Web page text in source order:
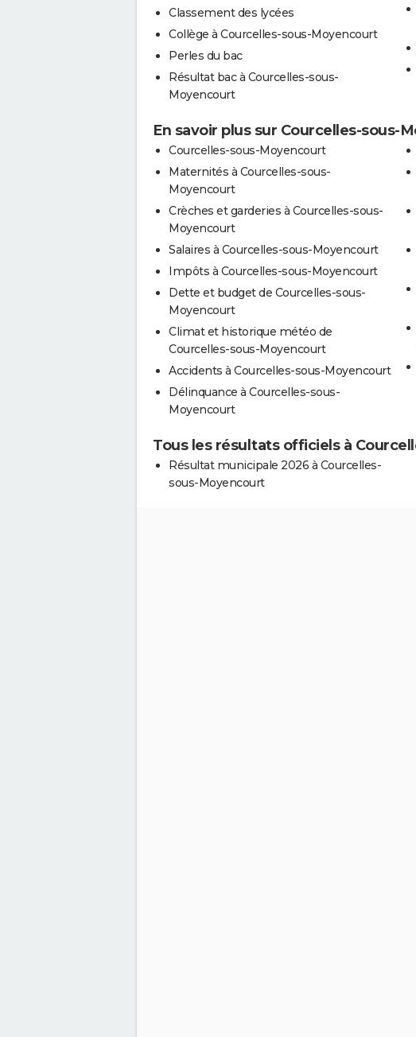
Classement des lycées
Collège à Courcelles-sous-Moyencourt
Perles du bac
Résultat bac à Courcelles-sous-
Moyencourt
En savoir plus sur Courcelles-sous-
Courcelles-sous-Moyencourt
Maternités à Courcelles-sous-
Moyencourt
Crèches et garderies à Courcelles-sous-
Moyencourt
Salaires à Courcelles-sous-Moyencourt
Impôts à Courcelles-sous-Moyencourt
Dette et budget de Courcelles-sous-
Moyencourt
Climat et historique météo de
Courcelles-sous-Moyencourt
Accidents à Courcelles-sous-Moyencourt
Délinquance à Courcelles-sous-
Moyencourt
Tous les résultats officiels à
Résultat municipale 2026 à Courcelles-
sous-Moyencourt